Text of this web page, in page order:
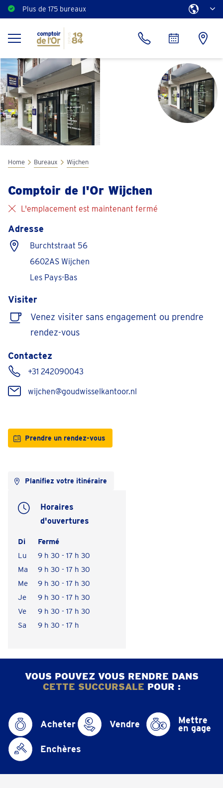
Plus de 175 bureaux
Home Bureaux Wijchen
Comptoir de l'Or Wijchen
L'emplacement est maintenant fermé
Adresse
Burchtstraat 56
6602AS Wijchen
Les Pays-Bas
Visiter
Venez visiter sans engagement ou prendre
rendez-vous
Contactez
+31 242090043
wijchen@goudwisselkantoor.nl
Prendre un rendez-vous
Planifiez votre itinéraire
Horaires
d'ouvertures
Di
Fermé
Lu
9 h 30 - 17 h 30
Ma
9 h 30 - 17 h 30
Me
9 h 30 - 17 h 30
Je
9 h 30 - 17 h 30
Ve
9 h 30 - 17 h 30
Sa
9 h 30 - 17 h
VOUS POUVEZ VOUS RENDRE DANS
CETTE SUCCURSALE POUR :
Acheter Vendre Mettre
en gage
Enchères